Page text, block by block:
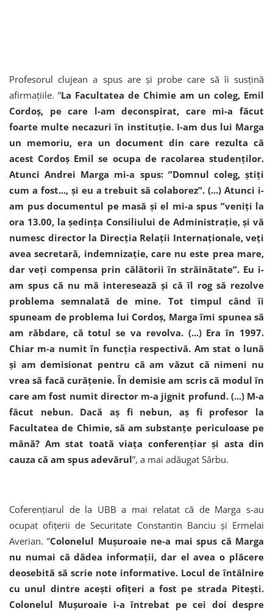
Profesorul clujean a spus are și probe care să îi susțină
afirmațiile. ”La Facultatea de Chimie am un coleg, Emil
Cordoş, pe care l-am deconspirat, care mi-a făcut
foarte multe necazuri în instituţie. I-am dus lui Marga
un memoriu, era un document din care rezulta că
acest Cordoş Emil se ocupa de racolarea studenţilor.
Atunci Andrei Marga mi-a spus: ”Domnul coleg, ştiţi
cum a fost..., şi eu a trebuit să colaborez”. (...) Atunci i-
am pus documentul pe masă şi el mi-a spus ”veniţi la
ora 13.00, la şedinţa Consiliului de Administraţie, şi vă
numesc director la Direcţia Relaţii Internaţionale, veţi
avea secretară, indemnizaţie, care nu este prea mare,
dar veţi compensa prin călătorii în străinătate”. Eu i-
am spus că nu mă interesează şi că îl rog să rezolve
problema semnalată de mine. Tot timpul când îi
spuneam de problema lui Cordoş, Marga îmi spunea să
am răbdare, că totul se va revolva. (...) Era în 1997.
Chiar m-a numit în funcţia respectivă. Am stat o lună
şi am demisionat pentru că am văzut că nimeni nu
vrea să facă curăţenie. În demisie am scris că modul în
care am fost numit director m-a jignit profund. (...) M-a
făcut nebun. Dacă aş fi nebun, aş fi profesor la
Facultatea de Chimie, să am substanţe periculoase pe
mână? Am stat toată viaţa conferenţiar şi asta din
cauza că am spus adevărul”, a mai adăugat Sârbu.
Coferențiarul de la UBB a mai relatat că de Marga s-au
ocupat ofiţerii de Securitate Constantin Banciu şi Ermelai
Averian. ”Colonelul Muşuroaie ne-a mai spus că Marga
nu numai că dădea informaţii, dar el avea o plăcere
deosebită să scrie note informative. Locul de întâlnire
cu unul dintre aceşti ofiţeri a fost pe strada Piteşti.
Colonelul Muşuroaie i-a întrebat pe cei doi despre